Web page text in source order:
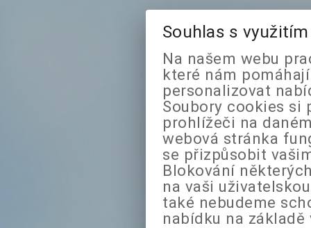
Souhlas s
Na našem webu
které nám
personalizovat
Soubory cookies si
prohlížeči na
webová stránka
se přizpůsobit
Blokování
na vaši
také nebudeme
nabídku na